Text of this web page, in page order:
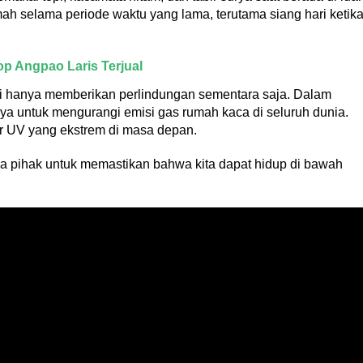
selama periode waktu yang lama, terutama siang hari ketika
Angpao Laris Terjual
memberikan perlindungan sementara saja. Dalam
untuk mengurangi emisi gas rumah kaca di seluruh dunia.
yang ekstrem di masa depan.
pihak untuk memastikan bahwa kita dapat hidup di bawah